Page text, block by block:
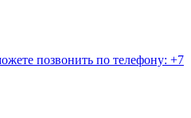
позвонить по телефону: +7